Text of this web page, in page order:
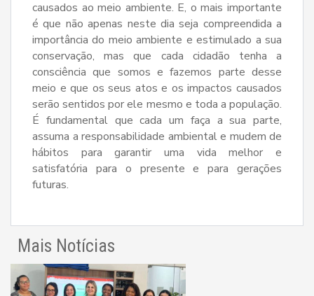
causados ao meio ambiente. E, o mais importante
é que não apenas neste dia seja compreendida a
importância do meio ambiente e estimulado a sua
conservação, mas que cada cidadão tenha a
consciência que somos e fazemos parte desse
meio e que os seus atos e os impactos causados
serão sentidos por ele mesmo e toda a população.
É fundamental que cada um faça a sua parte,
assuma a responsabilidade ambiental e mudem de
hábitos para garantir uma vida melhor e
satisfatória para o presente e para gerações
futuras.
Mais Notícias